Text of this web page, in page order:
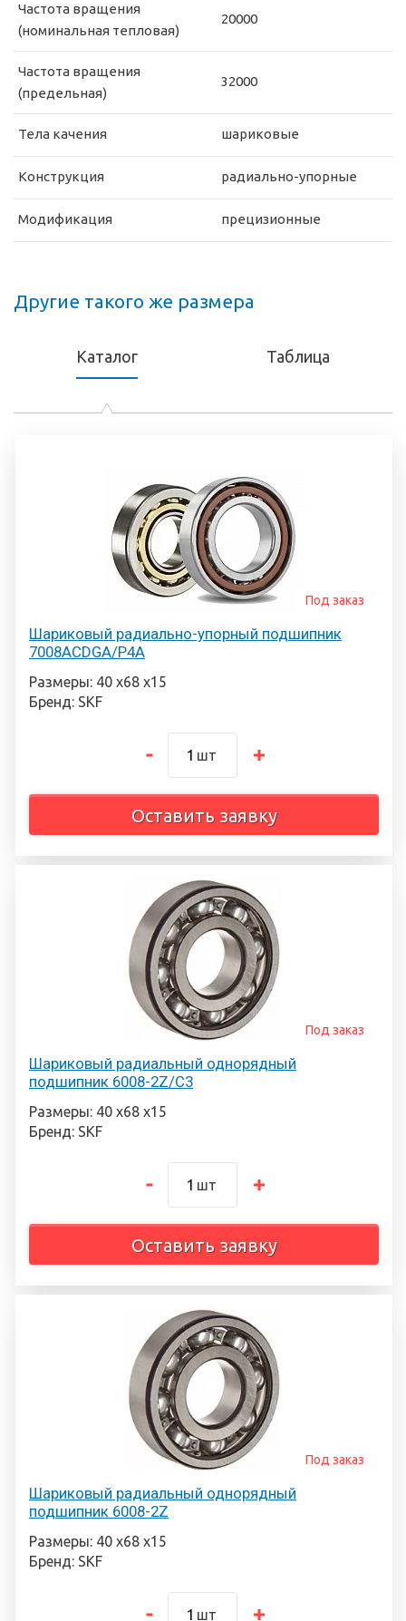
Частота вращения
(номинальная тепловая)
20000
Частота вращения
(предельная)
32000
Тела качения шариковые
Конструкция радиально-упорные
Модификация прецизионные
Другие такого же размера
Каталог Таблица
Шариковый радиально-упорный подшипник
7008ACDGA/P4A
Под заказ
Размеры: 40 х68 х15
Бренд: SKF
шт
Оставить заявку
Шариковый радиальный однорядный
подшипник 6008-2Z/C3
Под заказ
Размеры: 40 х68 х15
Бренд: SKF
шт
Оставить заявку
Шариковый радиальный однорядный
подшипник 6008-2Z
Под заказ
Размеры: 40 х68 х15
Бренд: SKF
шт